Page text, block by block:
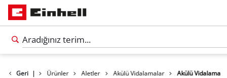
Geri | Ürünler Aletler Akülü Vidalamalar Akülü Vidalama